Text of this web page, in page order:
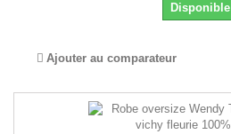
Disponible
Ajouter au comparateur